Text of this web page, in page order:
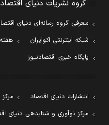
گروه نشریات دنیای اقتصاد
معرفی گروه رسانه‌ای دنیای
شبکه اینترنتی اکوایران
پایگاه خبری اقتصادنیوز
انتشارات دنیای اقتصاد
مرکز نوآوری و شتابدهی دنیای